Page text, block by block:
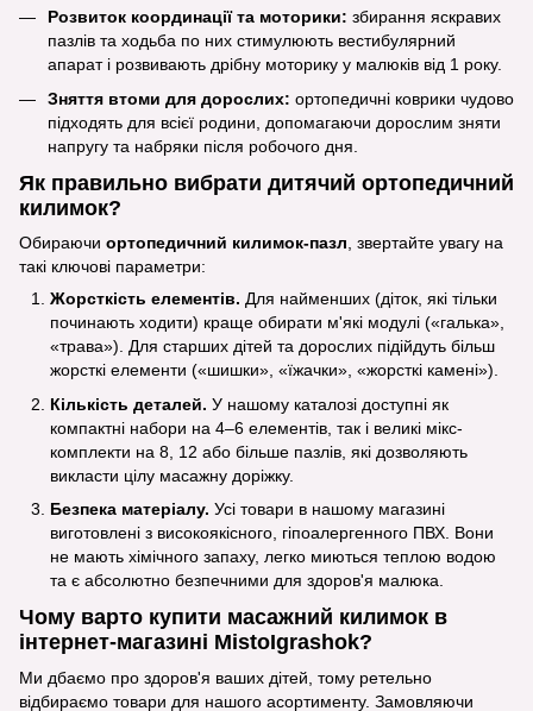
Розвиток координації та моторики: збирання яскравих
пазлів та ходьба по них стимулюють вестибулярний
апарат і розвивають дрібну моторику у малюків від 1 року.
Зняття втоми для дорослих: ортопедичні коврики чудово
підходять для всієї родини, допомагаючи дорослим зняти
напругу та набряки після робочого дня.
Як правильно вибрати дитячий ортопедичний
килимок?
Обираючи ортопедичний килимок-пазл, звертайте увагу на
такі ключові параметри:
Жорсткість елементів. Для найменших (діток, які тільки
починають ходити) краще обирати м'які модулі («галька»,
«трава»). Для старших дітей та дорослих підійдуть більш
жорсткі елементи («шишки», «їжачки», «жорсткі камені»).
Кількість деталей. У нашому каталозі доступні як
компактні набори на 4–6 елементів, так і великі мікс-
комплекти на 8, 12 або більше пазлів, які дозволяють
викласти цілу масажну доріжку.
Безпека матеріалу. Усі товари в нашому магазині
виготовлені з високоякісного, гіпоалергенного ПВХ. Вони
не мають хімічного запаху, легко миються теплою водою
та є абсолютно безпечними для здоров'я малюка.
Чому варто купити масажний килимок в
інтернет-магазині MistoIgrashok?
Ми дбаємо про здоров'я ваших дітей, тому ретельно
відбираємо товари для нашого асортименту. Замовляючи